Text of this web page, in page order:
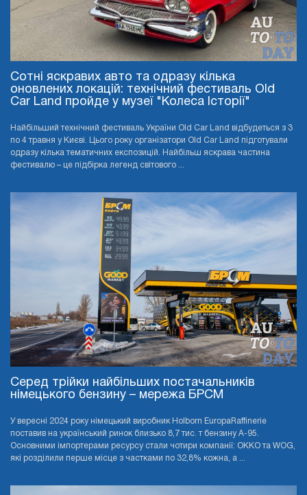
Сотні яскравих авто та одразу кілька
оновлених локацій: технічний фестиваль Old
Car Land пройде у музеї "Колеса Історії"
Найбільший технічний фестиваль України Old Car Land відбудеться з 3
по 4 травня у Києві. Цього року організатори Old Car Land підготували
одразу кілька тематичних експозицій. Найбільш яскрава частина
фестивалю – це підбірка легенд світового ...
Серед трійки найбільших постачальників
німецького бензину – мережа БРСМ
У вересні 2024 року німецький виробник Holborn EuropaRaffinerie
поставив на український ринок близько 8,7 тис. т бензину А-95.
Основними імпортерами ресурсу стали чотири компанії: OKKO та WOG,
які розділили перше місце з частками по 32,8% кожна, а ...